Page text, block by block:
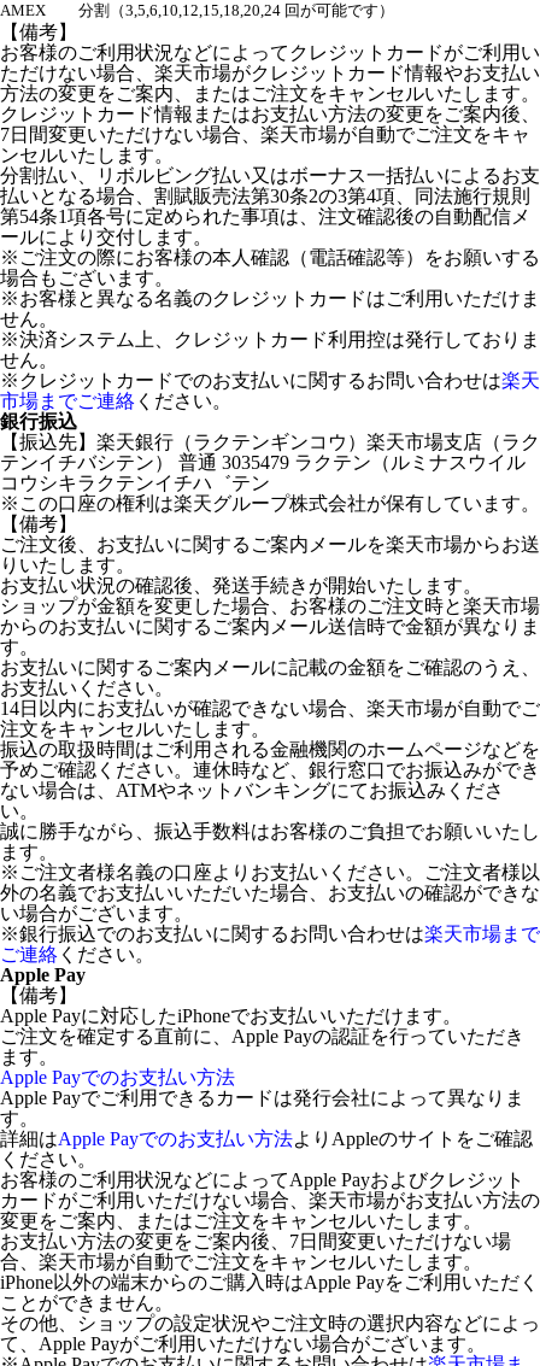
AMEX
分割（3,5,6,10,12,15,18,20,24 回が可能です）
【備考】
お客様のご利用状況などによってクレジットカードがご利用い
ただけない場合、楽天市場がクレジットカード情報やお支払い
方法の変更をご案内、またはご注文をキャンセルいたします。
クレジットカード情報またはお支払い方法の変更をご案内後、
7日間変更いただけない場合、楽天市場が自動でご注文をキャ
ンセルいたします。
分割払い、リボルビング払い又はボーナス一括払いによるお支
払いとなる場合、割賦販売法第30条2の3第4項、同法施行規則
第54条1項各号に定められた事項は、注文確認後の自動配信メ
ールにより交付します。
※ご注文の際にお客様の本人確認（電話確認等）をお願いする
場合もございます。
※お客様と異なる名義のクレジットカードはご利用いただけま
せん。
※決済システム上、クレジットカード利用控は発行しておりま
せん。
※クレジットカードでのお支払いに関するお問い合わせは楽天
市場までご連絡 ください。
銀行振込
【振込先】楽天銀行（ラクテンギンコウ）楽天市場支店（ラク
テンイチバシテン） 普通 3035479 ラクテン（ルミナスウイル
コウシキラクテンイチハ゛テン
※この口座の権利は楽天グループ株式会社が保有しています。
【備考】
ご注文後、お支払いに関するご案内メールを楽天市場からお送
りいたします。
お支払い状況の確認後、発送手続きが開始いたします。
ショップが金額を変更した場合、お客様のご注文時と楽天市場
からのお支払いに関するご案内メール送信時で金額が異なりま
す。
お支払いに関するご案内メールに記載の金額をご確認のうえ、
お支払いください。
14日以内にお支払いが確認できない場合、楽天市場が自動でご
注文をキャンセルいたします。
振込の取扱時間はご利用される金融機関のホームページなどを
予めご確認ください。連休時など、銀行窓口でお振込みができ
ない場合は、ATMやネットバンキングにてお振込みくださ
い。
誠に勝手ながら、振込手数料はお客様のご負担でお願いいたし
ます。
※ご注文者様名義の口座よりお支払いください。ご注文者様以
外の名義でお支払いいただいた場合、お支払いの確認ができな
い場合がございます。
※銀行振込でのお支払いに関するお問い合わせは楽天市場まで
ご連絡 ください。
Apple Pay
【備考】
Apple Payに対応したiPhoneでお支払いいただけます。
ご注文を確定する直前に、Apple Payの認証を行っていただき
ます。
Apple Payでのお支払い方法
Apple Payでご利用できるカードは発行会社によって異なりま
す。
詳細はApple Payでのお支払い方法よりAppleのサイトをご確認
ください。
お客様のご利用状況などによってApple Payおよびクレジット
カードがご利用いただけない場合、楽天市場がお支払い方法の
変更をご案内、またはご注文をキャンセルいたします。
お支払い方法の変更をご案内後、7日間変更いただけない場
合、楽天市場が自動でご注文をキャンセルいたします。
iPhone以外の端末からのご購入時はApple Payをご利用いただく
ことができません。
その他、ショップの設定状況やご注文時の選択内容などによっ
て、Apple Payがご利用いただけない場合がございます。